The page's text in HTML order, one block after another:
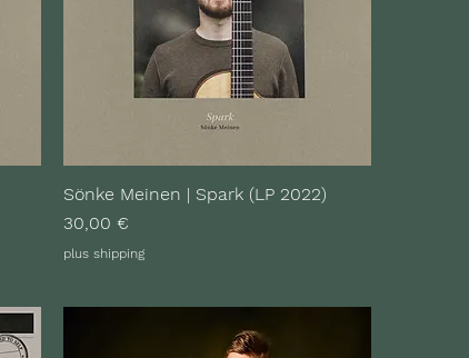
Sönke Meinen | Spark (LP 2022)
Preis
30,00 €
plus shipping